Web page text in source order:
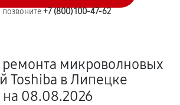
+7 (800) 100-47-62
ремонта микроволновых
Toshiba в Липецке
на 08.08.2026